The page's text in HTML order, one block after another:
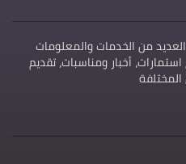
من الخدمات والمعلومات
أخبار ومناسبات، تقديم